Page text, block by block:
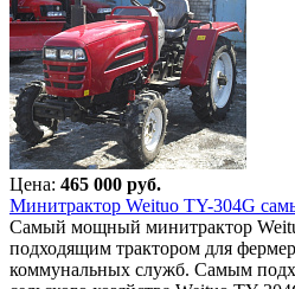
Цена: 465 000 руб.
Минитрактор Weituo TY-304G
Самый мощный минитрактор
подходящим трактором для
коммунальных служб. Самым